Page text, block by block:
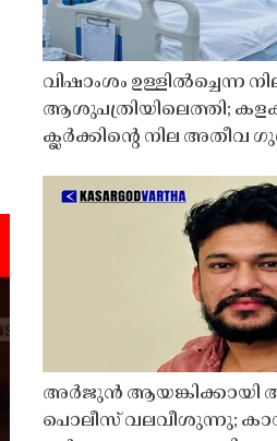
വിഷാംശം ഉള്ളിൽച്ചെന്ന
ആശുപത്രിയിലെത്തി;
ക്ലർക്കിൻ്റെ നില അതീവ
അർജുൻ ആയങ്കിക്കായി
പൊലീസ് വലവീശുന്നു;